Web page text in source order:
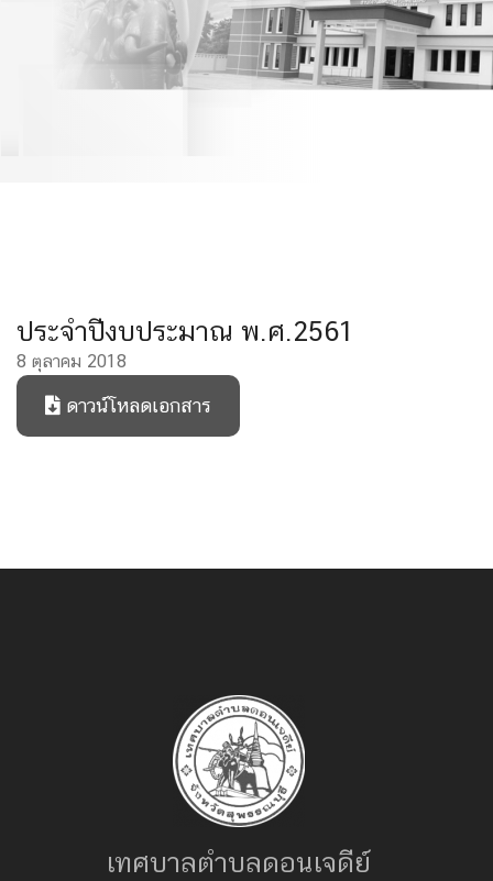
พ.ศ.2561
ประจำปีงบประมาณ พ.ศ.2561
8 ตุลาคม 2018
ดาวน์โหลดเอกสาร
เทศบาลตำบลดอนเจดีย์